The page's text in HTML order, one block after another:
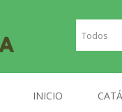
INICIO